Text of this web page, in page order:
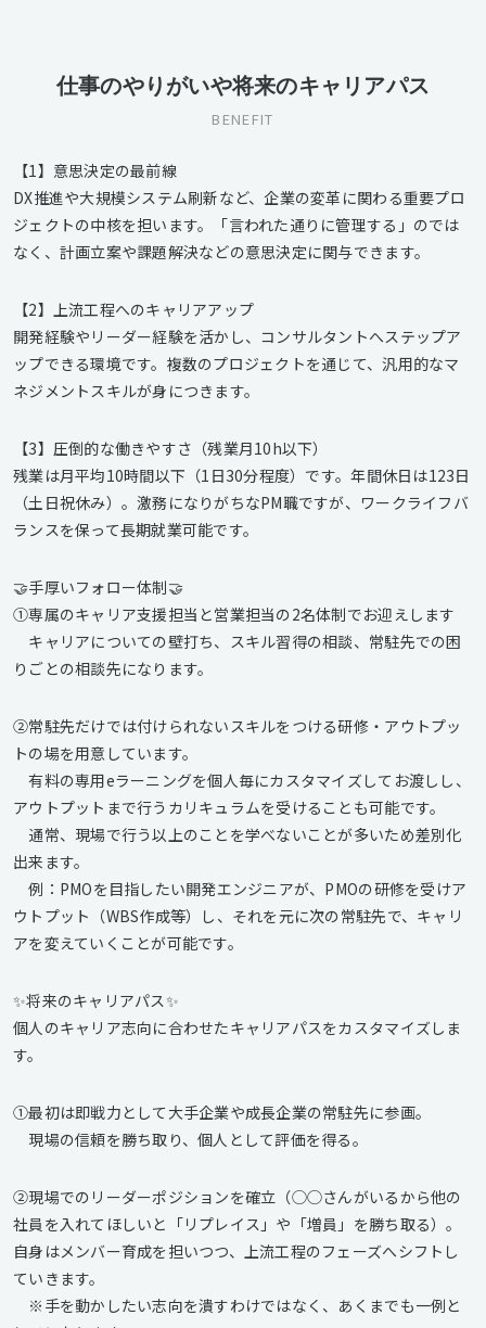
仕事のやりがいや将来のキャリアパス
BENEFIT
【1】意思決定の最前線
DX推進や大規模システム刷新など、企業の変革に関わる重要プロ
ジェクトの中核を担います。「言われた通りに管理する」のでは
なく、計画立案や課題解決などの意思決定に関与できます。
【2】上流工程へのキャリアアップ
開発経験やリーダー経験を活かし、コンサルタントへステップア
ップできる環境です。複数のプロジェクトを通じて、汎用的なマ
ネジメントスキルが身につきます。
【3】圧倒的な働きやすさ（残業月10h以下）
残業は月平均10時間以下（1日30分程度）です。年間休日は123日
（土日祝休み）。激務になりがちなPM職ですが、ワークライフバ
ランスを保って長期就業可能です。
🤝手厚いフォロー体制🤝
①専属のキャリア支援担当と営業担当の2名体制でお迎えします
キャリアについての壁打ち、スキル習得の相談、常駐先での困
りごとの相談先になります。
②常駐先だけでは付けられないスキルをつける研修・アウトプッ
トの場を用意しています。
有料の専用eラーニングを個人毎にカスタマイズしてお渡しし、
アウトプットまで行うカリキュラムを受けることも可能です。
通常、現場で行う以上のことを学べないことが多いため差別化
出来ます。
例：PMOを目指したい開発エンジニアが、PMOの研修を受けア
ウトプット（WBS作成等）し、それを元に次の常駐先で、キャリ
アを変えていくことが可能です。
✨️将来のキャリアパス✨️
個人のキャリア志向に合わせたキャリアパスをカスタマイズしま
す。
①最初は即戦力として大手企業や成長企業の常駐先に参画。
現場の信頼を勝ち取り、個人として評価を得る。
②現場でのリーダーポジションを確立（◯◯さんがいるから他の
社員を入れてほしいと「リプレイス」や「増員」を勝ち取る）。
自身はメンバー育成を担いつつ、上流工程のフェーズへシフトし
ていきます。
※手を動かしたい志向を潰すわけではなく、あくまでも一例と